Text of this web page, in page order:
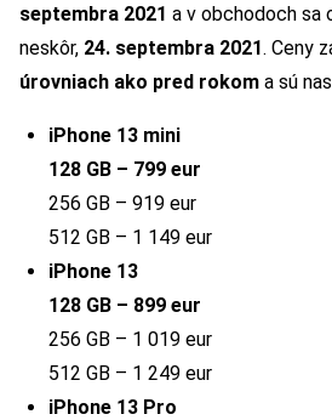
septembra 2021 a v obchodoch sa
neskôr, 24. septembra 2021. Ceny
úrovniach ako pred rokom a sú
iPhone 13 mini
128 GB – 799 eur
256 GB – 919 eur
512 GB – 1 149 eur
iPhone 13
128 GB – 899 eur
256 GB – 1 019 eur
512 GB – 1 249 eur
iPhone 13 Pro